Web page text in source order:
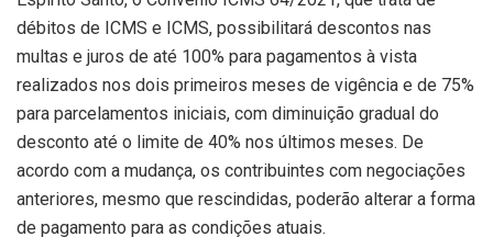
débitos de ICMS e ICMS, possibilitará descontos nas
multas e juros de até 100% para pagamentos à vista
realizados nos dois primeiros meses de vigência e de 75%
para parcelamentos iniciais, com diminuição gradual do
desconto até o limite de 40% nos últimos meses. De
acordo com a mudança, os contribuintes com negociações
anteriores, mesmo que rescindidas, poderão alterar a forma
de pagamento para as condições atuais.